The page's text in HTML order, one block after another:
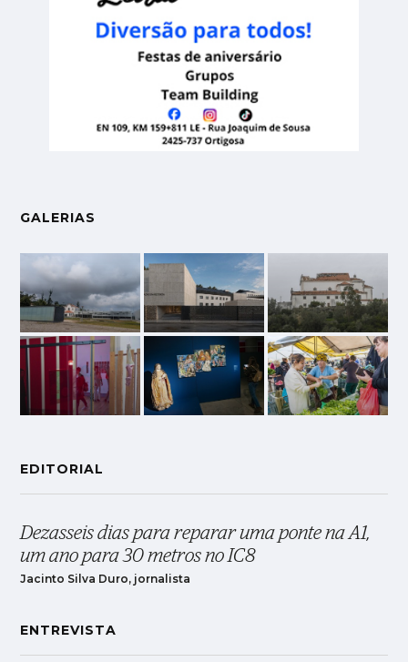
GALERIAS
EDITORIAL
Dezasseis dias para reparar uma ponte na A1,
um ano para 30 metros no IC8
Jacinto Silva Duro, jornalista
ENTREVISTA